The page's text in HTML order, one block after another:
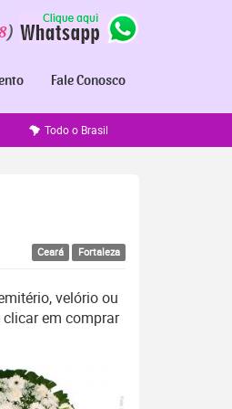
)
Fale Conosco
Todo o Brasil
Ceará Fortaleza
velório ou
em comprar